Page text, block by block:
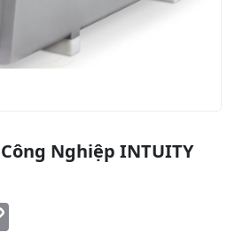
Nghiệp INTUITY